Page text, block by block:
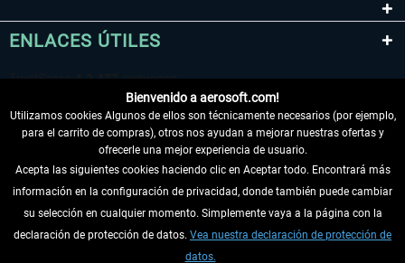
ENLACES ÚTILES
DESISTIR DEL CONTRATO
INFORMACIÓN
Bienvenido a aerosoft.com!
Utilizamos cookies Algunos de ellos son técnicamente necesarios (por ejemplo,
para el carrito de compras), otros nos ayudan a mejorar nuestras ofertas y
ofrecerle una mejor experiencia de usuario.
Acepta las siguientes cookies haciendo clic en Aceptar todo. Encontrará más
información en la configuración de privacidad, donde también puede cambiar
su selección en cualquier momento. Simplemente vaya a la página con la
declaración de protección de datos. Vea nuestra declaración de protección de
datos.